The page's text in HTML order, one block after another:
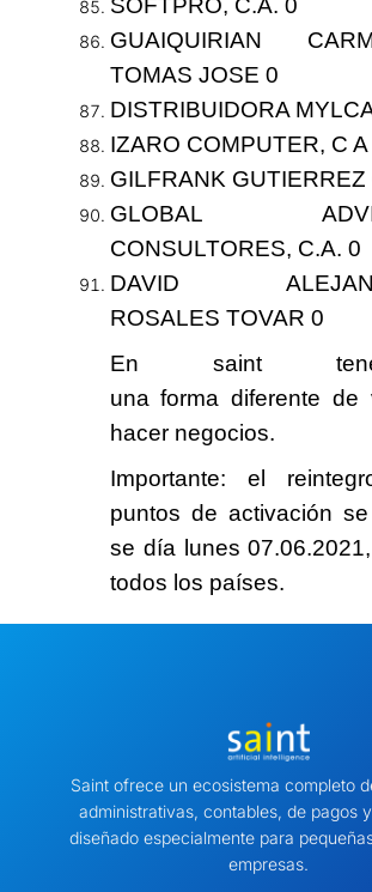
SOFTPRO, C.A. 0
GUAIQUIRIAN
TOMAS JOSE 0
DISTRIBUIDORA
IZARO COMPUTER, C A
GILFRANK GUTIERREZ
GLOBAL
CONSULTORES, C.A. 0
DAVID
ROSALES TOVAR 0
En saint
unaforma diferente de
hacer negocios.
Importante: el
puntos de activación
se día lunes 07.06.2021
todos los países.
Saint ofrece un ecosistema completo
administrativas, contables, de pagos
diseñado especialmente para
empresas.